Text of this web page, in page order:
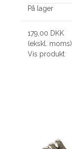
På lager
179,00 DKK
(ekskl. moms)
Vis produkt